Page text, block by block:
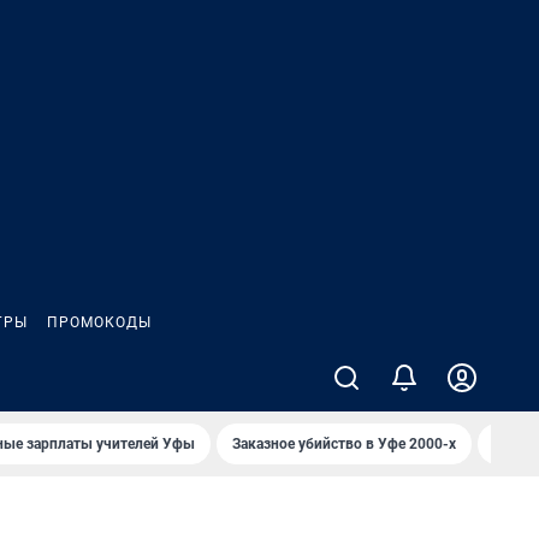
ПРОМОКОДЫ
зарплаты учителей Уфы Заказное убийство в Уфе 2000-х